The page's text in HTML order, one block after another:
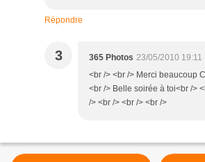
Répondre
3 365 Photos 23/05/2010 19:11
<br /> <br /> Merci beaucoup
<br /> Belle soirée à toi<br />
/> <br /> <br /> <br />